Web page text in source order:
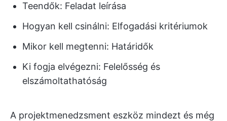
Teendők: Feladat leírása
Hogyan kell csinálni: Elfogadási kritériumok
Mikor kell megtenni: Határidők
Ki fogja elvégezni: Felelősség és
elszámoltathatóság
A projektmenedzsment eszköz mindezt és még